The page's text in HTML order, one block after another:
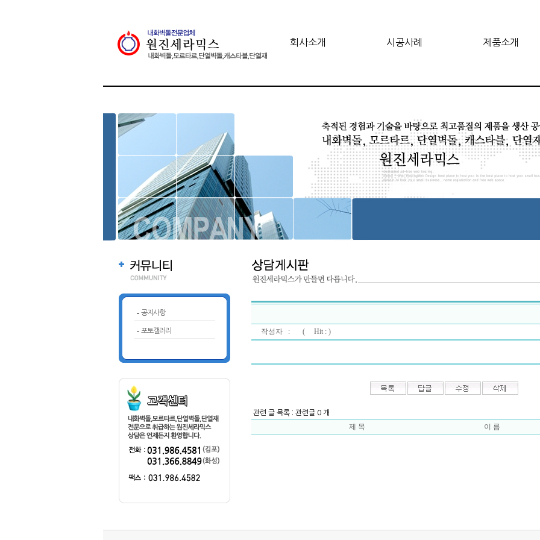
회사소개 시공사례 제품소개
- 공지사항
- 포토갤러리 작성자 : ( Hit : )
관련 글 목록 : 관련글 0 개
제 목 이 름